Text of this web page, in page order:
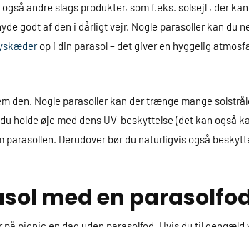
andre slags produkter, som f.eks. solsejl , der
godt af den i dårligt vejr. Nogle parasoller kan du
op i din parasol – det giver en hyggelig
den. Nogle parasoller kan der trænge mange
holde øje med dens UV-beskyttelse (det kan også
Derudover bør du naturligvis også
med en